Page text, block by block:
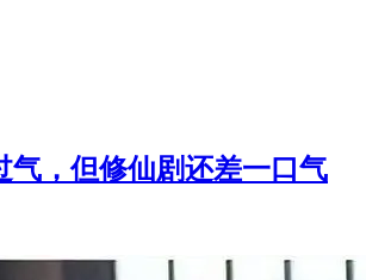
气，但修仙剧还差一口气